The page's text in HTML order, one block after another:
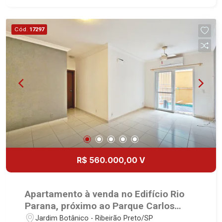
Cód. 17297
R$ 560.000,00 V
Apartamento à venda no Edifício Rio
Parana, próximo ao Parque Carlos
Raya - Ribeirão Preto/SP.
Jardim Botânico - Ribeirão Preto/SP